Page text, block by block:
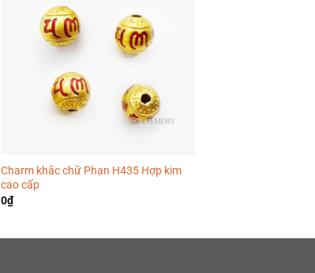
Charm khắc chữ Phạn H435 Hợp kim
cao cấp
0₫